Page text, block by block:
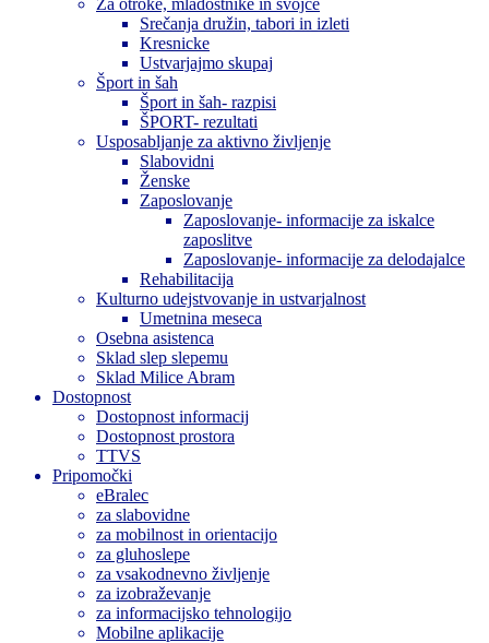
Za otroke, mladostnike in svojce
Srečanja družin, tabori in izleti
Kresnicke
Ustvarjajmo skupaj
Šport in šah
Šport in šah- razpisi
ŠPORT- rezultati
Usposabljanje za aktivno življenje
Slabovidni
Ženske
Zaposlovanje
Zaposlovanje- informacije za iskalce
zaposlitve
Zaposlovanje- informacije za delodajalce
Rehabilitacija
Kulturno udejstvovanje in ustvarjalnost
Umetnina meseca
Osebna asistenca
Sklad slep slepemu
Sklad Milice Abram
Dostopnost
Dostopnost informacij
Dostopnost prostora
TTVS
Pripomočki
eBralec
za slabovidne
za mobilnost in orientacijo
za gluhoslepe
za vsakodnevno življenje
za izobraževanje
za informacijsko tehnologijo
Mobilne aplikacije